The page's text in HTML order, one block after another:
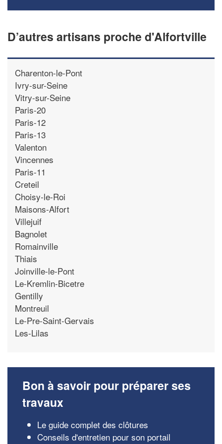
D’autres artisans proche d'Alfortville
Charenton-le-Pont
Ivry-sur-Seine
Vitry-sur-Seine
Paris-20
Paris-12
Paris-13
Valenton
Vincennes
Paris-11
Creteil
Choisy-le-Roi
Maisons-Alfort
Villejuif
Bagnolet
Romainville
Thiais
Joinville-le-Pont
Le-Kremlin-Bicetre
Gentilly
Montreuil
Le-Pre-Saint-Gervais
Les-Lilas
Bon à savoir pour préparer ses
travaux
Le guide complet des clôtures
Conseils d'entretien pour son portail